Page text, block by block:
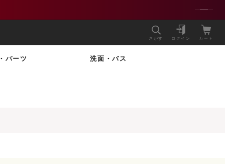
さがす ログイン カート
パーツ 洗面・バス